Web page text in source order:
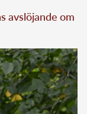
avslöjande om